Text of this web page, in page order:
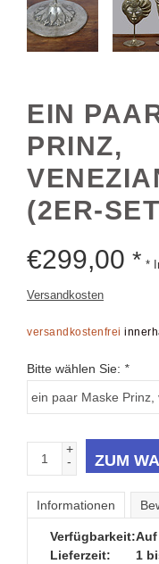
EIN
PRINZ,
(2ER-
€299,00 * *
Versandkosten
versandkostenfrei
Bitte wählen Sie: *
+
-
ZUM
Informationen
Verfügbarkeit:Auf
Lieferzeit:
1